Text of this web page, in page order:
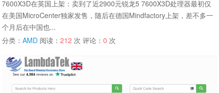
7600X3D在英国上架：卖到了近2900元锐龙5 7600X3D处理器最初仅
在美国MicroCenter独家发售，随后在德国Mindfactory上架，差不多一
个月后在中国也...
分类：AMD 阅读：212 次 评论：0 次